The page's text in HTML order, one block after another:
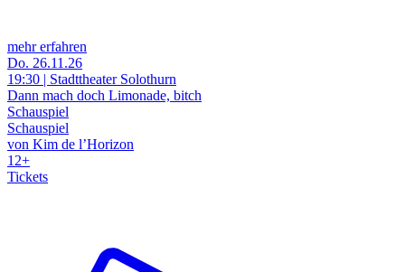
mehr erfahren
Do. 26.11.26
19:30 | Stadttheater Solothurn
Dann mach doch Limonade, bitch
Schauspiel
Schauspiel
von Kim de l’Horizon
12+
Tickets